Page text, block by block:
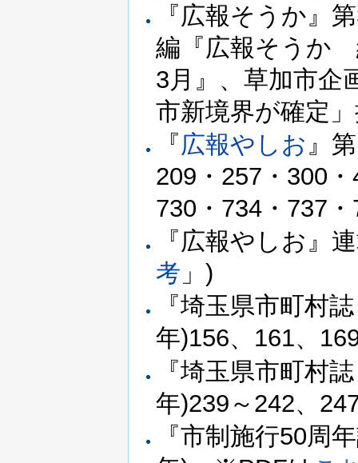
『広報そうか』
編『広報そうか
3月』、草加市
市新境界が確定
『広報やしお 』
209・257・300
730・734・737
『広報やしお』
考 」)
『埼玉県市町村
年)156、161、
『埼玉県市町村
年)239～242、
『市制施行50周